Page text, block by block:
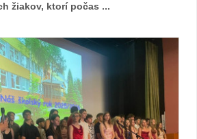
žiakov, ktorí počas ...